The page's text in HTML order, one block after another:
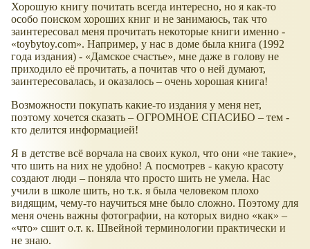
Хорошую книгу почитать всегда интересно, но я как-то
особо поиском хороших книг и не занимаюсь, так что
заинтересовал меня прочитать некоторые книги именно -
toybytoy.com . Например, у нас в доме была книга (1992
года издания) -
Дамское счастье , мне даже в голову не
приходило её прочитать, а почитав что о ней думают,
заинтересовалась, и оказалось – очень хорошая книга!
Возможности покупать какие-то издания у меня нет,
поэтому хочется сказать – ОГРОМНОЕ СПАСИБО – тем -
кто делится информацией!
Я в детстве всё ворчала на своих кукол, что они
не такие ,
что шить на них не удобно! А посмотрев - какую красоту
создают люди – поняла что просто шить не умела. Нас
учили в школе шить, но т.к. я была человеком плохо
видящим, чему-то научиться мне было сложно. Поэтому для
меня очень важны фотографии, на которых видно
как
–
что
сшит о.т. к. Швейной терминологии практически и
не знаю.